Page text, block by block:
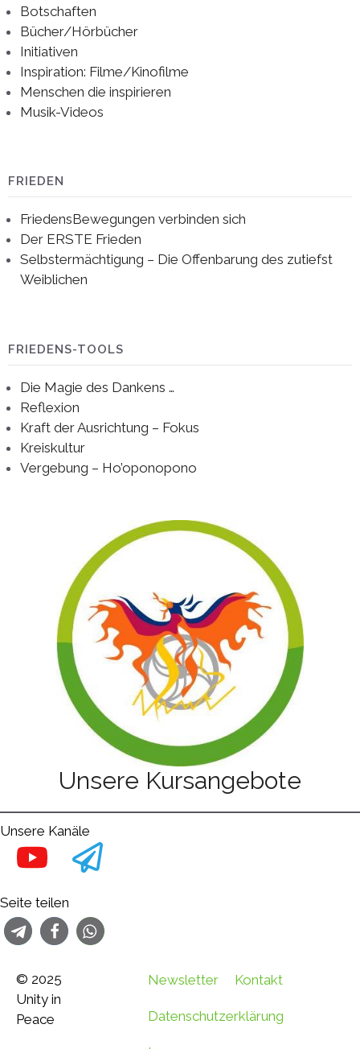
Botschaften
Bücher/Hörbücher
Initiativen
Inspiration: Filme/Kinofilme
Menschen die inspirieren
Musik-Videos
FRIEDEN
FriedensBewegungen verbinden sich
Der ERSTE Frieden
Selbstermächtigung – Die Offenbarung des zutiefst
Weiblichen
FRIEDENS-TOOLS
Die Magie des Dankens …
Reflexion
Kraft der Ausrichtung – Fokus
Kreiskultur
Vergebung – Ho’oponopono
Unsere Kursangebote
Unsere Kanäle
Seite teilen
© 2025
Unity in
Peace
Newsletter Kontakt
Datenschutzerklärung